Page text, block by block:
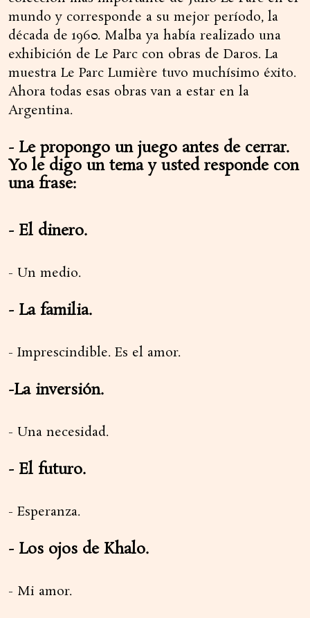
mundo y corresponde a su mejor período, la
década de 1960. Malba ya había realizado una
exhibición de Le Parc con obras de Daros. La
muestra Le Parc Lumière tuvo muchísimo éxito.
Ahora todas esas obras van a estar en la
Argentina.
- Le propongo un juego antes de cerrar.
Yo le digo un tema y usted responde con
una frase:
- El dinero.
- Un medio.
- La familia.
- Imprescindible. Es el amor.
-La inversión.
- Una necesidad.
- El futuro.
- Esperanza.
- Los ojos de Khalo.
- Mi amor.